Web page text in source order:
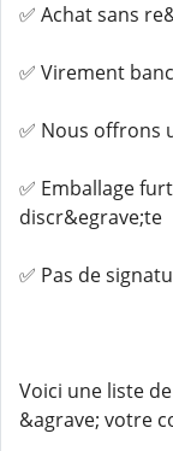
✅ Achat sans
✅ Virement
✅ Nous offrons
✅ Emballage
discr&egrave;te
✅ Pas de
Voici une liste
&agrave; votre